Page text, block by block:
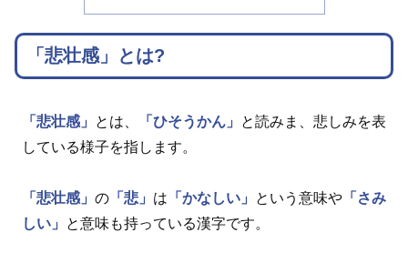
「悲壮感」とは?
「悲壮感」 とは、 「ひそうかん」
と読みま、悲しみを表
している様子を指します。
「悲壮感」 の 「悲」 は 「かなしい」 という意味や 「さみ
しい」
と意味も持っている漢字です。